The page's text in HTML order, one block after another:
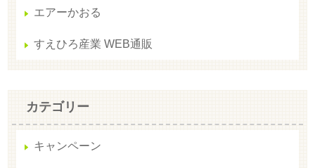
エアーかおる
すえひろ産業 WEB通販
カテゴリー
キャンペーン